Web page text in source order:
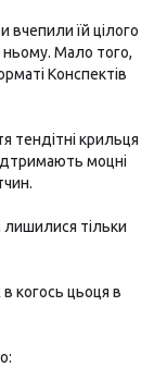
їй цілого
ньому. Мало того,
Конспектів
тендітні крильця
моцні
тільки
когось цьоця в